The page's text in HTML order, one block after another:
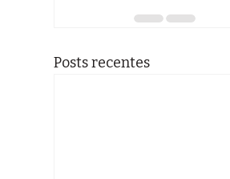
Posts recentes